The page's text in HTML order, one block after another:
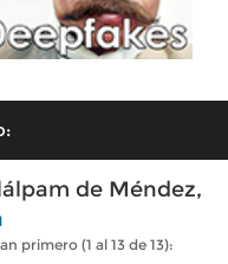
de Méndez,
primero (1 al 13 de 13):